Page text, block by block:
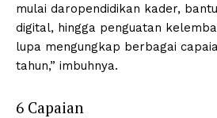
mulai daropendidikan kader,
digital, hingga penguatan
lupa mengungkap berbagai
tahun,” imbuhnya.
6 Capaian